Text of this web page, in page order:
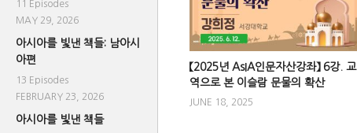
11 Episodes
MAY 29, 2026
아시아를 빛낸 책들: 남아시
아편
13 Episodes
FEBRUARY 23, 2026
아시아를 빛낸 책들
【2025년 AsIA인문자산강좌】 6강. 교
역으로 본 이슬람 문물의 확산
JUNE 18, 2025